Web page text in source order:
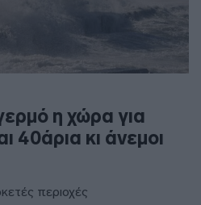
η χώρα για
40άρια κι άνεμοι
περιοχές